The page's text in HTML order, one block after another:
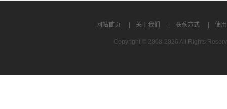
网站首页 关于我们 联系方式 使
Copyright © 2008-2026 All Rights